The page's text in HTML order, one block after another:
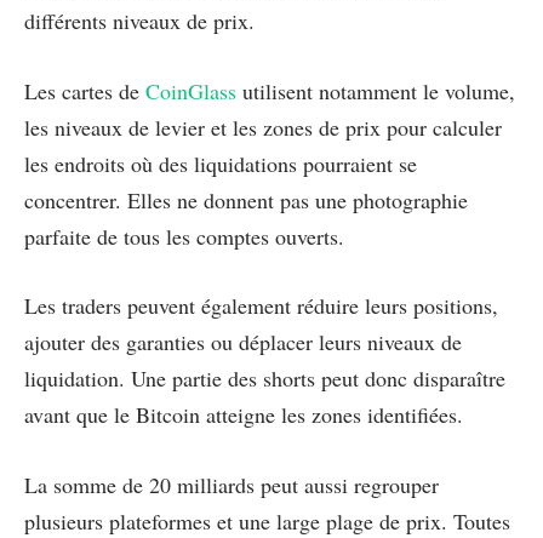
différents niveaux de prix.
Les cartes de CoinGlass utilisent notamment le volume,
les niveaux de levier et les zones de prix pour calculer
les endroits où des liquidations pourraient se
concentrer. Elles ne donnent pas une photographie
parfaite de tous les comptes ouverts.
Les traders peuvent également réduire leurs positions,
ajouter des garanties ou déplacer leurs niveaux de
liquidation. Une partie des shorts peut donc disparaître
avant que le Bitcoin atteigne les zones identifiées.
La somme de 20 milliards peut aussi regrouper
plusieurs plateformes et une large plage de prix. Toutes